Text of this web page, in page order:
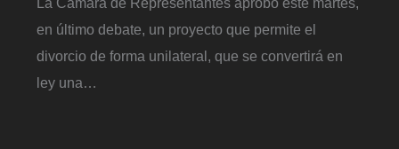
en último debate, un proyecto que permite el
divorcio de forma unilateral, que se convertirá en
ley una…